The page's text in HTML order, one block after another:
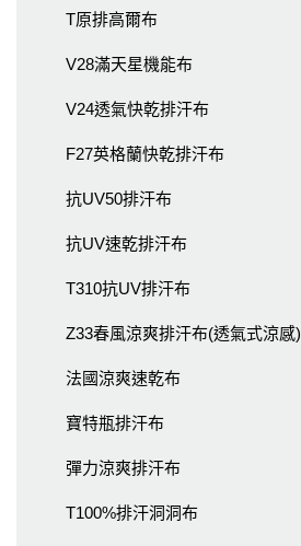
T原排高爾布
V28滿天星機能布
V24透氣快乾排汗布
F27英格蘭快乾排汗布
抗UV50排汗布
抗UV速乾排汗布
T310抗UV排汗布
Z33春風涼爽排汗布(透氣式涼感)
法國涼爽速乾布
寶特瓶排汗布
彈力涼爽排汗布
T100%排汗洞洞布